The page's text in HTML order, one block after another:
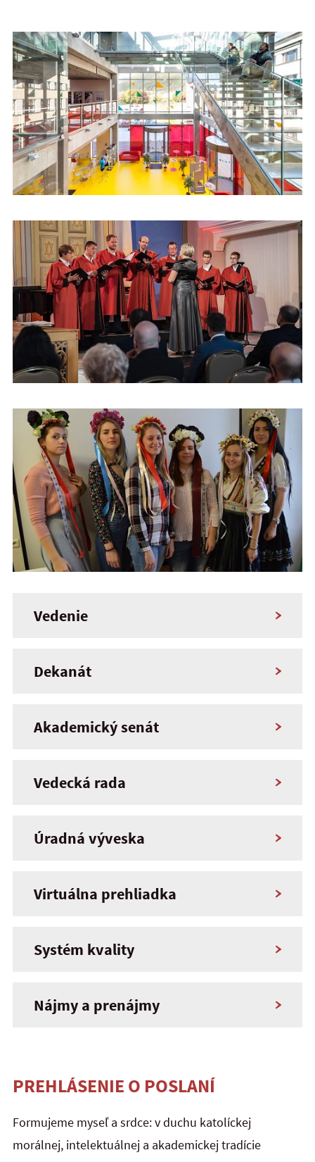
Vedenie
Dekanát
Akademický senát
Vedecká rada
Úradná výveska
Virtuálna prehliadka
Systém kvality
Nájmy a prenájmy
PREHLÁSENIE O POSLANÍ
Formujeme myseľ a srdce: v duchu katolíckej
morálnej, intelektuálnej a akademickej tradície